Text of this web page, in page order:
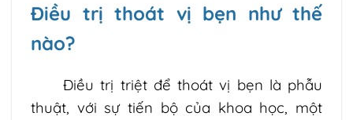
Điều trị thoát vị bẹn như thế
nào?
Điều trị triệt để thoát vị bẹn là phẫu
thuật, với sự tiến bộ của khoa học, một